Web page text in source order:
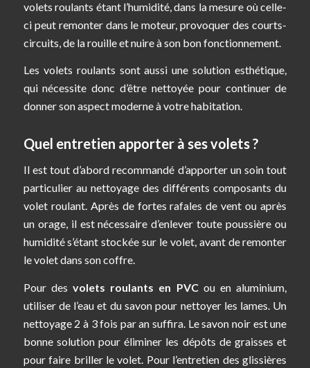
volets roulants étant l’humidité, dans la mesure où celle-
ci peut remonter dans le moteur, provoquer des courts-
circuits, de la rouille et nuire à son bon fonctionnement.
Les volets roulants sont aussi une solution esthétique,
qui nécessite donc d’être nettoyée pour continuer de
donner son aspect moderne à votre habitation.
Quel entretien apporter à ses volets ?
Il est tout d’abord recommandé d’apporter un soin tout
particulier au nettoyage des différents composants du
volet roulant. Après de fortes rafales de vent ou après
un orage, il est nécessaire d’enlever toute poussière ou
humidité s’étant stockée sur le volet, avant de remonter
le volet dans son coffre.
Pour desvolets roulants en PVCou en aluminium,
utiliser de l’eau et du savon pour nettoyer les lames. Un
nettoyage 2 à 3 fois par an suffira. Le savon noir est une
bonne solution pour éliminer les dépôts de graisses et
pour faire briller le volet. Pour l’entretien des glissières